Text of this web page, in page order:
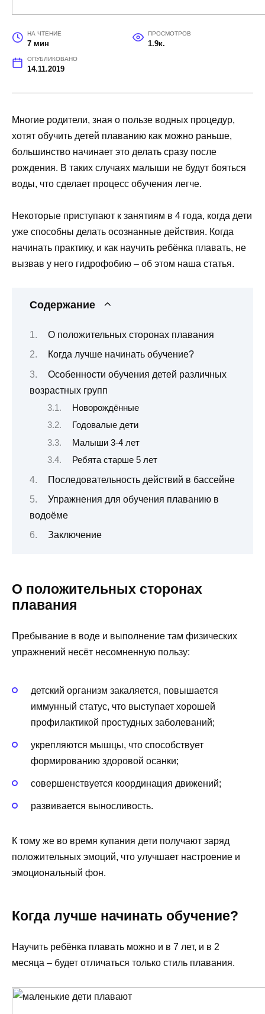
НА ЧТЕНИЕ
7 мин
ПРОСМОТРОВ
1.9к.
ОПУБЛИКОВАНО
14.11.2019
Многие родители, зная о пользе водных процедур,
хотят обучить детей плаванию как можно раньше,
большинство начинает это делать сразу после
рождения. В таких случаях малыши не будут бояться
воды, что сделает процесс обучения легче.
Некоторые приступают к занятиям в 4 года, когда дети
уже способны делать осознанные действия. Когда
начинать практику, и как научить ребёнка плавать, не
вызвав у него гидрофобию – об этом наша статья.
Содержание
О положительных сторонах плавания
Когда лучше начинать обучение?
Особенности обучения детей различных
возрастных групп
Новорождённые
Годовалые дети
Малыши 3-4 лет
Ребята старше 5 лет
Последовательность действий в бассейне
Упражнения для обучения плаванию в
водоёме
Заключение
О положительных сторонах
плавания
Пребывание в воде и выполнение там физических
упражнений несёт несомненную пользу:
детский организм закаляется, повышается
иммунный статус, что выступает хорошей
профилактикой простудных заболеваний;
укрепляются мышцы, что способствует
формированию здоровой осанки;
совершенствуется координация движений;
развивается выносливость.
К тому же во время купания дети получают заряд
положительных эмоций, что улучшает настроение и
эмоциональный фон.
Когда лучше начинать обучение?
Научить ребёнка плавать можно и в 7 лет, и в 2
месяца – будет отличаться только стиль плавания.